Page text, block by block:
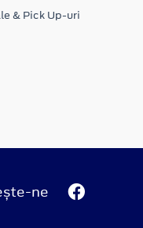
& Pick Up-uri
ne